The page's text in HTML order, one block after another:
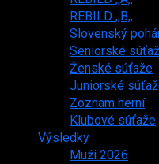
REBILD ,,B,,
Slovenský
Seniorské
Ženské súťaže
Juniorské
Zoznam herní
Klubové súťaže
Výsledky
Muži 2026